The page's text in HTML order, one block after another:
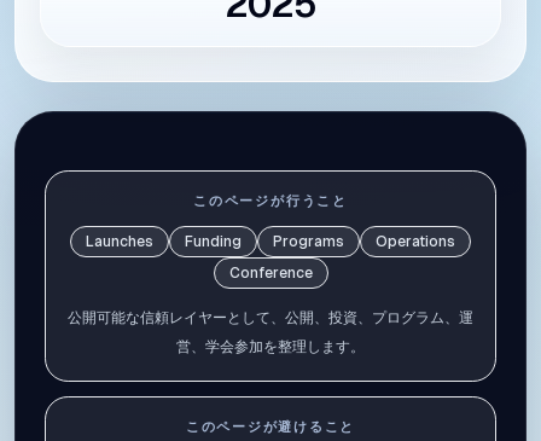
エビデンスポリシー
このページが行うこと
Launches Funding Programs
Operations
Conference
公開可能な信頼レイヤーとして、公開、投資、プログラム、運
営、学会参加を整理します。
このページが避けること